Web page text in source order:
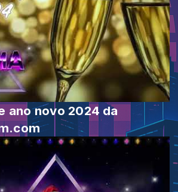
ano novo 2024 da